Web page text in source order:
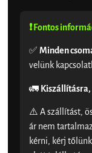
❗ Fontos
✅Minden
velünk
🚛
⚠️ A szállítást,
ár nem
kérni, kérj